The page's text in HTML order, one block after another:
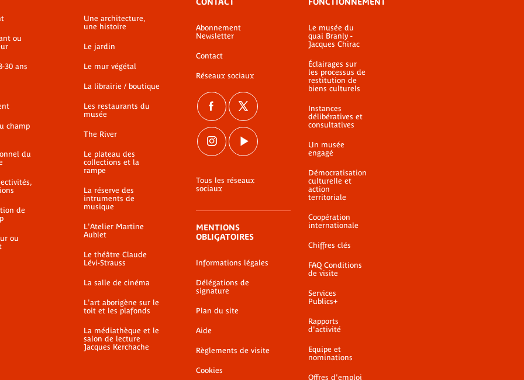
ou
30 ans
champ
du
de
ou
Une architecture,
une histoire
Le jardin
Le mur végétal
La librairie / boutique
Les restaurants du
musée
The River
Le plateau des
collections et la
rampe
La réserve des
intruments de
musique
L'Atelier Martine
Aublet
Le théâtre Claude
Lévi-Strauss
La salle de cinéma
L'art aborigène sur le
toit et les plafonds
La médiathèque et le
salon de lecture
Jacques Kerchache
Abonnement
Newsletter
Contact
Réseaux sociaux
Tous les réseaux
sociaux
MENTIONS
OBLIGATOIRES
Informations légales
Délégations de
signature
Plan du site
Aide
Règlements de visite
Cookies
Le musée du
quai Branly -
Jacques Chirac
Éclairages sur
les processus de
restitution de
biens culturels
Instances
délibératives et
consultatives
Un musée
engagé
Démocratisation
culturelle et
action
territoriale
Coopération
internationale
Chiffres clés
FAQ Conditions
de visite
Services
Publics+
Rapports
d'activité
Equipe et
nominations
Offres d'emploi